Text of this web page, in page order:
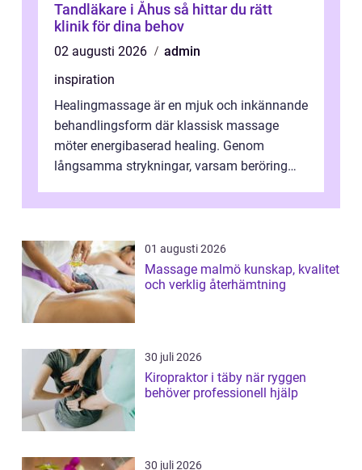
Tandläkare i Åhus så hittar du rätt
klinik för dina behov
02 augusti 2026
admin
inspiration
Healingmassage är en mjuk och inkännande
behandlingsform där klassisk massage
möter energibaserad healing. Genom
långsamma strykningar, varsam beröring
nervsys...
01 augusti 2026
Massage malmö kunskap, kvalitet
och verklig återhämtning
30 juli 2026
Kiropraktor i täby när ryggen
behöver professionell hjälp
30 juli 2026